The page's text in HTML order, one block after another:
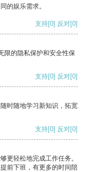
的娱乐需求。
支持[0] 反对[0]
限的隐私保护和安全性保
支持[0] 反对[0]
时随地学习新知识，拓宽
支持[0] 反对[0]
更轻松地完成工作任务。
前下班，有更多的时间陪